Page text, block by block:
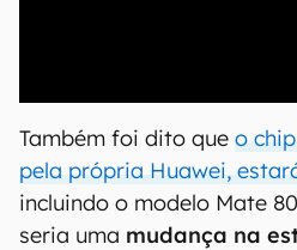
Também foi dito que o
pela própria Huawei,
incluindo o modelo Mate
seria uma mudança na